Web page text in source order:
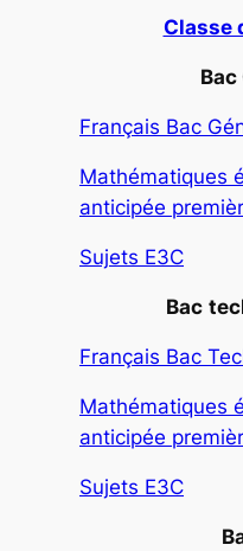
Classe
Bac
Français Bac
Mathématiques
anticipée
Sujets E3C
Bac
Français Bac
Mathématiques
anticipée
Sujets E3C